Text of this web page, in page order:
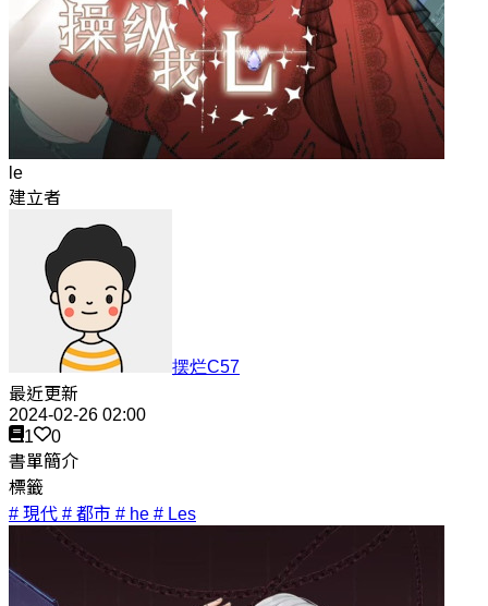
le
建立者
摆烂C57
最近更新
2024-02-26 02:00
1
0
書單簡介
標籤
# 現代 # 都市 # he # Les